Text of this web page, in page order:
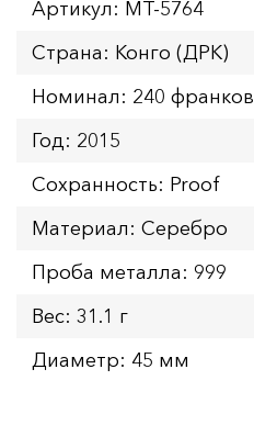
Артикул: MT-5764
Страна: Конго (ДРК)
Номинал: 240 франков
Год: 2015
Сохранность: Proof
Материал: Серебро
Проба металла: 999
Вес: 31.1 г
Диаметр: 45 мм